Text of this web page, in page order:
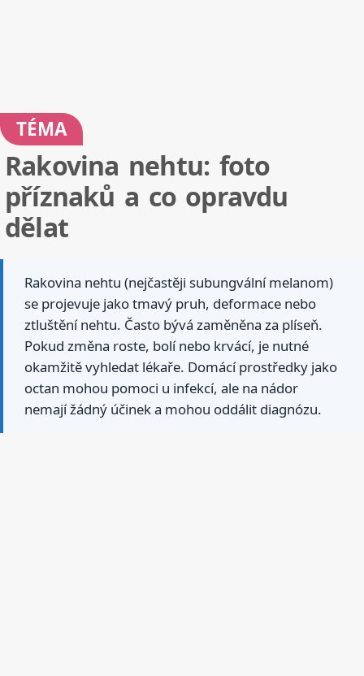
TÉMA
Rakovina nehtu: foto
příznaků a co opravdu
dělat
Rakovina nehtu (nejčastěji subungvální melanom)
se projevuje jako tmavý pruh, deformace nebo
ztluštění nehtu. Často bývá zaměněna za plíseň.
Pokud změna roste, bolí nebo krvácí, je nutné
okamžitě vyhledat lékaře. Domácí prostředky jako
octan mohou pomoci u infekcí, ale na nádor
nemají žádný účinek a mohou oddálit diagnózu.